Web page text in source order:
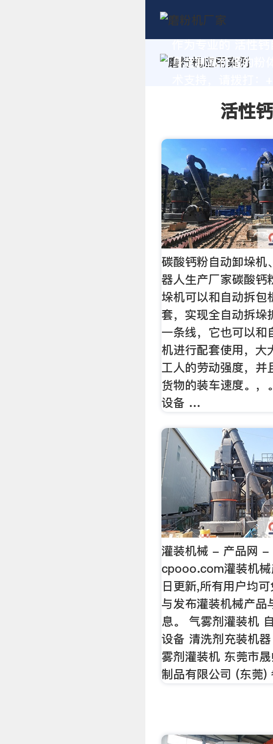
身定制高价值的粉
活性
碳酸钙粉自动卸垛机
器人生产厂家碳酸钙
垛机可以和自动拆包
套，实现全自动拆垛
一条线，它也可以和
机进行配套使用，大
工人的劳动强度，并
货物的装车速度。，
设备 …
灌装机械 - 产品网 -
cpooo.com灌装机
日更新,所有用户均
与发布灌装机械产品
息。 气雾剂灌装机
设备 清洗剂充装机
雾剂灌装机 东莞市
制品有限公司 (东莞)